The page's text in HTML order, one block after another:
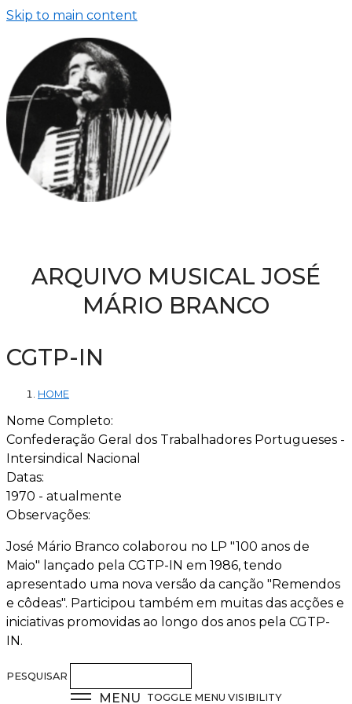
Skip to main content
ARQUIVO MUSICAL JOSÉ
MÁRIO BRANCO
CGTP-IN
HOME
Nome Completo:
Confederação Geral dos Trabalhadores Portugueses -
Intersindical Nacional
Datas:
1970 - atualmente
Observações:
José Mário Branco colaborou no LP "100 anos de
Maio" lançado pela CGTP-IN em 1986, tendo
apresentado uma nova versão da canção "Remendos
e côdeas". Participou também em muitas das acções e
iniciativas promovidas ao longo dos anos pela CGTP-
IN.
PESQUISAR
MENU TOGGLE MENU VISIBILITY